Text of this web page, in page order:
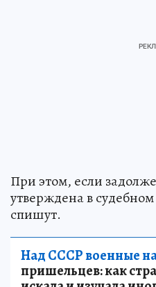
При этом, если
утверждена в
спишут.
Над СССР военные
пришельцев: как